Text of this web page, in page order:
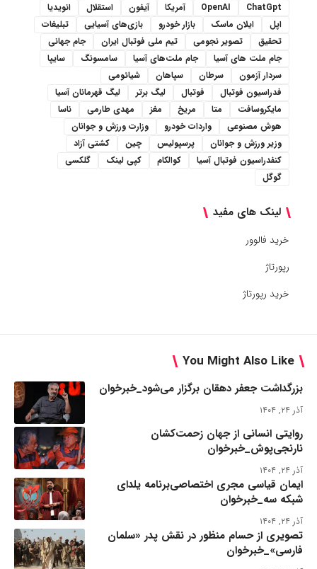
ChatGpt
OpenAI آمریکا آیفون استقلال
انویدیا
اپل
ایلان ماسک بازار خودرو بازی‌های آسیایی
تبلیغات
تحقیق
تصویر نجومی تیم ملی فوتبال ایران
جام جهانی
جام ملت های آسیا
جام ملت‌های آسیا سامسونگ
سایپا
سردار آزمون
سرطان سپاهان
شیائومی
فدراسیون فوتبال
فوتبال لیگ برتر
لیگ قهرمانان آسیا
مایکروسافت
متا مریخ مغز مهدی طارمی
ناسا
هوش مصنوعی
واردات خودرو
وزارت ورزش و جوانان
وزیر ورزش و جوانان
پرسپولیس چین
کشتی آزاد
کنفدراسیون فوتبال آسیا
کوالکام کپی لینک
گلکسی
گوگل
لینک های مفید
خرید فالوور
رپورتاژ
خرید رپورتاژ
You Might Also Like
بزرگداشت جعفر دهقان برگزار می‌شود_خبرخوان
آذر ۲۴, ۱۴۰۴
روایتی انسانی از جهان زحمت‌کشان
نارنجی‌پوش_خبرخوان
آذر ۲۴, ۱۴۰۴
ایمان قیاسی مجری اختصاصی‌برنامه یلدای
شبکه سه_خبرخوان
آذر ۲۴, ۱۴۰۴
تصویری از حسام منظور در نقش پدر «سلمان
فارسی»_خبرخوان